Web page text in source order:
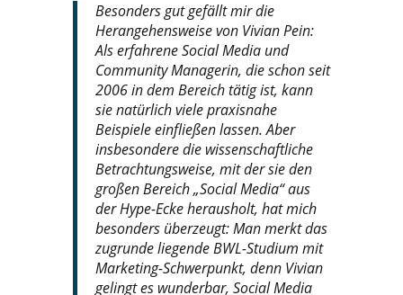
Besonders gut gefällt mir die
Herangehensweise von Vivian Pein:
Als erfahrene Social Media und
Community Managerin, die schon seit
2006 in dem Bereich tätig ist, kann
sie natürlich viele praxisnahe
Beispiele einfließen lassen. Aber
insbesondere die wissenschaftliche
Betrachtungsweise, mit der sie den
großen Bereich „Social Media“ aus
der Hype-Ecke herausholt, hat mich
besonders überzeugt: Man merkt das
zugrunde liegende BWL-Studium mit
Marketing-Schwerpunkt, denn Vivian
gelingt es wunderbar, Social Media